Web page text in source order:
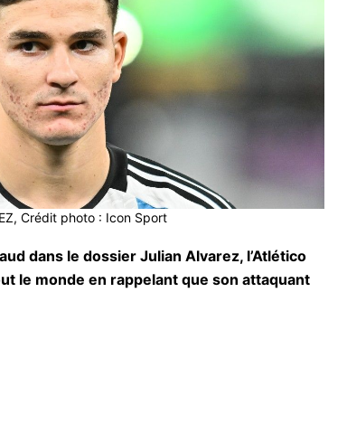
Crédit photo : Icon Sport
dans le dossier Julian Alvarez, l’Atlético
le monde en rappelant que son attaquant